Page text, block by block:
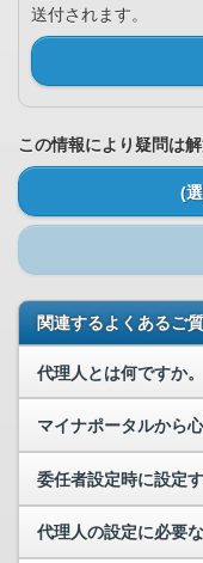
送付されます。
この情報により疑問は
(
関連するよくあるご
代理人とは何ですか。
代理人の設定に必要